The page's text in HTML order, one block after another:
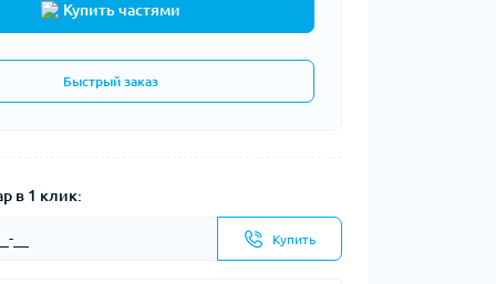
Купить частями
Быстрый заказ
в 1 клик:
Купить